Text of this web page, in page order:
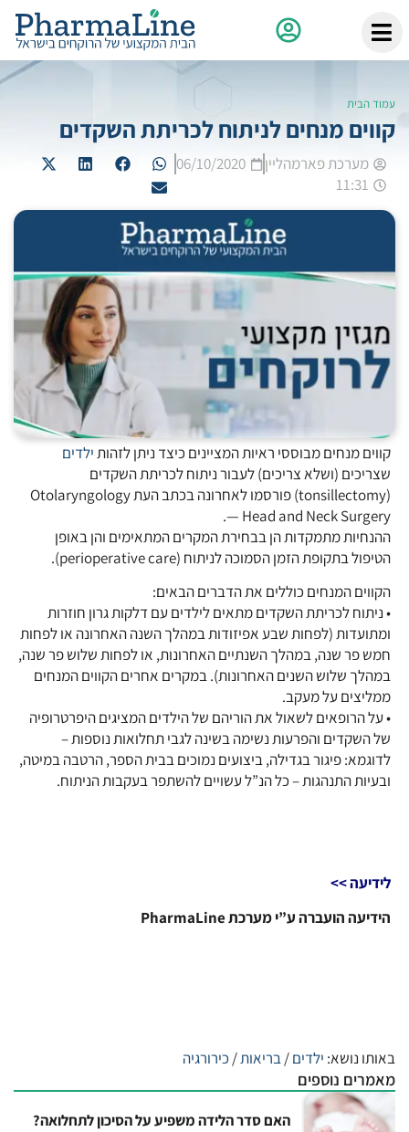
עמוד הבית
קווים מנחים לניתוח לכריתת השקדים
מערכת פארמהליין
06/10/2020
11:31
קווים מנחים מבוססי ראיות המציינים כיצד ניתן לזהותילדים
שצריכים (ושלא צריכים) לעבור ניתוח לכריתת השקדים
(tonsillectomy) פורסמו לאחרונה בכתב העת Otolaryngology
— Head and Neck Surgery.
ההנחיות מתמקדות הן בבחירת המקרים המתאימים והן באופן
הטיפול בתקופת הזמן הסמוכה לניתוח (perioperative care).
הקווים המנחים כוללים את הדברים הבאים:
• ניתוח לכריתת השקדים מתאים לילדים עם דלקות גרון חוזרות
ומתועדות (לפחות שבע אפיזודות במהלך השנה האחרונה או לפחות
חמש פר שנה, במהלך השנתיים האחרונות, או לפחות שלוש פר שנה,
במהלך שלוש השנים האחרונות). במקרים אחרים הקווים המנחים
ממליצים על מעקב.
• על הרופאים לשאול את הוריהם של הילדים המציגים היפרטרופיה
של השקדים והפרעות נשימה בשינה לגבי תחלואות נוספות –
לדוגמא: פיגור בגדילה, ביצועים נמוכים בבית הספר, הרטבה במיטה,
ובעיות התנהגות – כל הנ”ל עשויים להשתפר בעקבות הניתוח.
לידיעה >>
הידיעה הועברה ע”י מערכת PharmaLine
באותו נושא: ילדים/בריאות/כירורגיה
מאמרים נוספים
האם סדר הלידה משפיע על הסיכון לתחלואה?